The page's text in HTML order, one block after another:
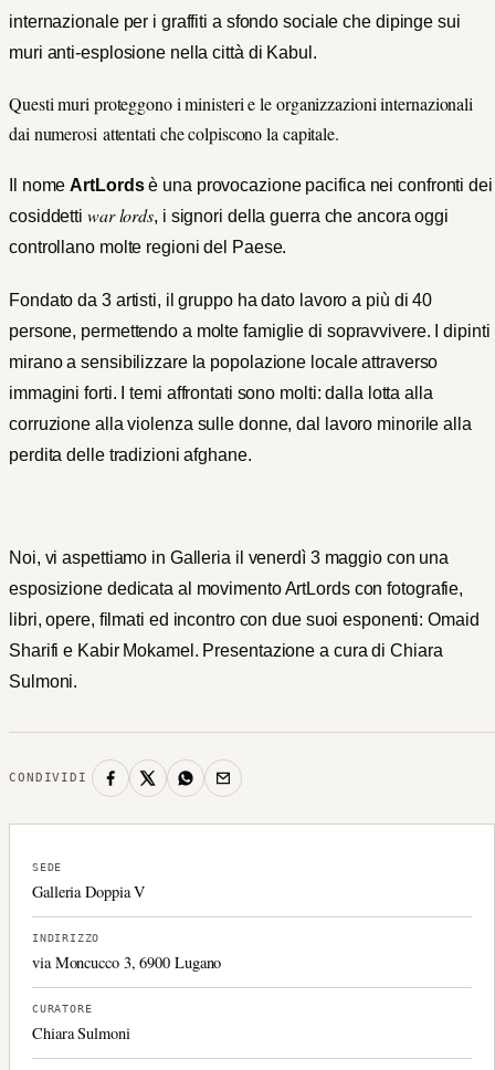
internazionale per i graffiti a sfondo sociale che dipinge sui
muri anti-esplosione nella città di Kabul.
Questi muri proteggono i ministeri e le organizzazioni internazionali
dai numerosi attentati che colpiscono la capitale.
Il nomeArtLordsè una provocazione pacifica nei confronti dei
cosiddetti war lords, i signori della guerra che ancora oggi
controllano molte regioni del Paese.
Fondato da 3 artisti, il gruppo ha dato lavoro a più di 40
persone, permettendo a molte famiglie di sopravvivere. I dipinti
mirano a sensibilizzare la popolazione locale attraverso
immagini forti. I temi affrontati sono molti: dalla lotta alla
corruzione alla violenza sulle donne, dal lavoro minorile alla
perdita delle tradizioni afghane.
Noi, vi aspettiamo in Galleria il venerdì 3 maggio con una
esposizione dedicata al movimento ArtLords con fotografie,
libri, opere, filmati ed incontro con due suoi esponenti: Omaid
Sharifi e Kabir Mokamel. Presentazione a cura di Chiara
Sulmoni.
CONDIVIDI
SEDE
Galleria Doppia V
INDIRIZZO
via Moncucco 3, 6900 Lugano
CURATORE
Chiara Sulmoni